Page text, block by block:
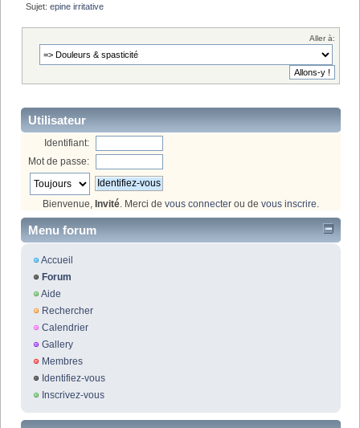
Sujet:epine irritative
Aller à:
Utilisateur
Identifiant:
Mot de passe:
Bienvenue, Invité. Merci de vous connecter ou de vous inscrire.
Menu forum
Accueil
Forum
Aide
Rechercher
Calendrier
Gallery
Membres
Identifiez-vous
Inscrivez-vous